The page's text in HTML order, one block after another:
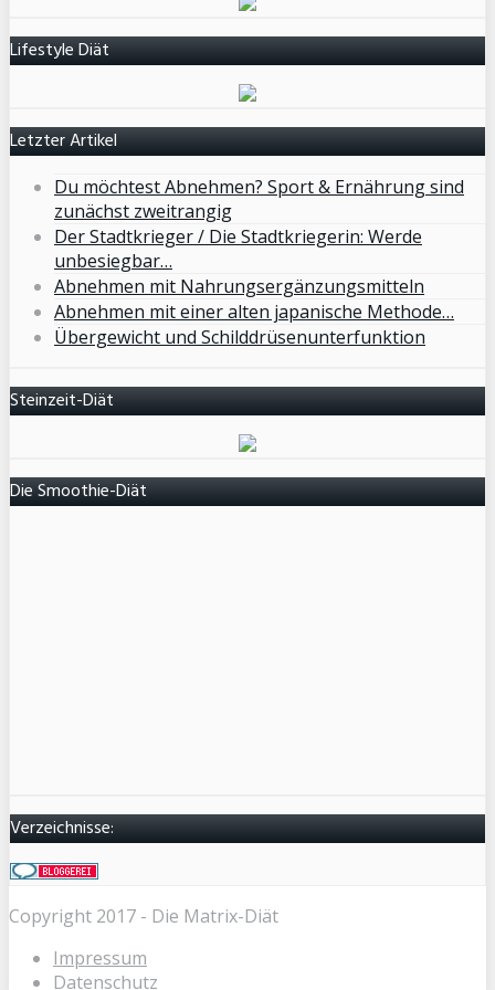
Lifestyle Diät
Letzter Artikel
Du möchtest Abnehmen? Sport & Ernährung sind
zunächst zweitrangig
Der Stadtkrieger / Die Stadtkriegerin: Werde
unbesiegbar…
Abnehmen mit Nahrungsergänzungsmitteln
Abnehmen mit einer alten japanische Methode…
Übergewicht und Schilddrüsenunterfunktion
Steinzeit-Diät
Die Smoothie-Diät
Verzeichnisse:
Copyright 2017 - Die Matrix-Diät
Impressum
Datenschutz